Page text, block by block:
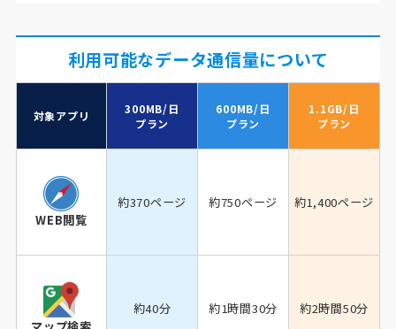
利用可能なデータ通信量について
対象アプリ
300MB/日
プラン
600MB/日
プラン
1.1GB/日
プラン
WEB閲覧
約370ページ 約750ページ 約1,400ページ
約40分 約1時間30分 約2時間50分